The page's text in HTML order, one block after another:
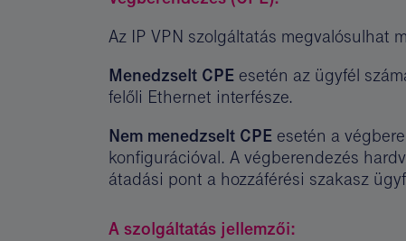
Az IP VPN szolgáltatás megvalósulhat
Menedzselt CPE esetén az ügyfél
felőli Ethernet interfésze.
Nem menedzselt CPE esetén a
konfigurációval. A végberendezés
átadási pont a hozzáférési szakasz
A szolgáltatás jellemzői: